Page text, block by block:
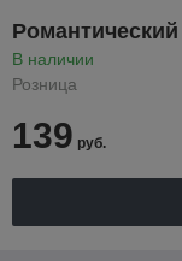
В наличии
Розница
139 руб.